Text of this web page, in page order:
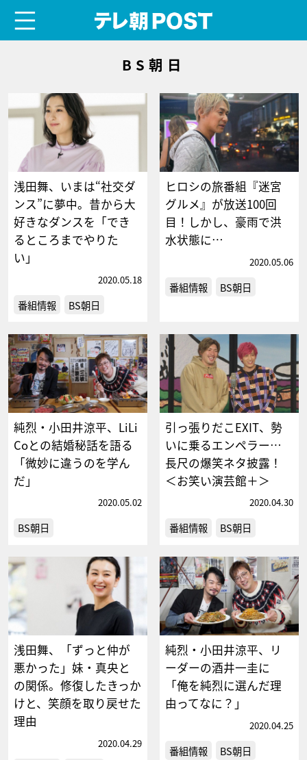
BS朝日
浅田舞、いまは“社交ダ
ンス”に夢中。昔から大
好きなダンスを「でき
るところまでやりた
い」
2020.05.18
番組情報 BS朝日
ヒロシの旅番組『迷宮
グルメ』が放送100回
目！しかし、豪雨で洪
水状態に…
2020.05.06
番組情報 BS朝日
純烈・小田井涼平、LiLi
Coとの結婚秘話を語る
「微妙に違うのを学ん
だ」
2020.05.02
BS朝日
引っ張りだこEXIT、勢
いに乗るエンペラー…
長尺の爆笑ネタ披露！
＜お笑い演芸館＋＞
2020.04.30
番組情報 BS朝日
浅田舞、「ずっと仲が
悪かった」妹・真央と
の関係。修復したきっか
けと、笑顔を取り戻せた
理由
2020.04.29
純烈・小田井涼平、リ
ーダーの酒井一圭に
「俺を純烈に選んだ理
由ってなに？」
2020.04.25
番組情報 BS朝日